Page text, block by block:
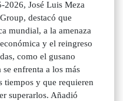
2026, José Luis Meza
destacó que
mundial, a la amenaza
y el reingreso
como el gusano
enfrenta a los más
tiempos y que requieren
superarlos. Añadió